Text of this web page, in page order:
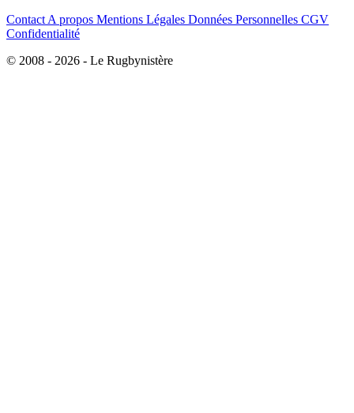
Contact A propos Mentions Légales Données Personnelles CGV
Confidentialité
© 2008 - 2026 - Le Rugbynistère